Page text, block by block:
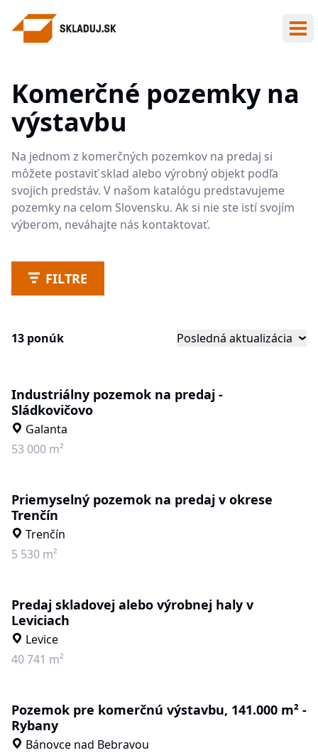
Komerčné pozemky na
výstavbu
Na jednom z komerčných pozemkov na predaj si
môžete postaviť sklad alebo výrobný objekt podľa
svojich predstáv. V našom katalógu predstavujeme
pozemky na celom Slovensku. Ak si nie ste istí svojím
výberom, neváhajte nás kontaktovať.
FILTRE
13 ponúk Posledná aktualizácia
Industriálny pozemok na predaj -
Sládkovičovo
Galanta
53 000 m²
Priemyselný pozemok na predaj v okrese
Trenčín
Trenčín
5 530 m²
Predaj skladovej alebo výrobnej haly v
Leviciach
Levice
40 741 m²
Pozemok pre komerčnú výstavbu, 141.000 m² -
Rybany
Bánovce nad Bebravou